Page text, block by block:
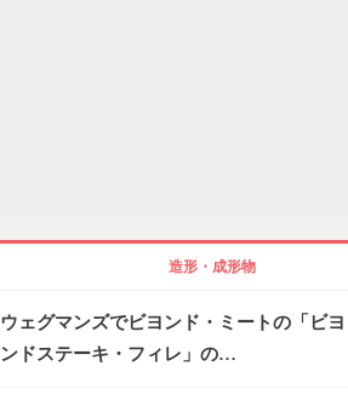
造形・成形物
ウェグマンズでビヨンド・ミートの「ビヨ
ンドステーキ・フィレ」の…